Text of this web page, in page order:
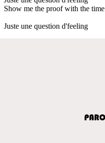
Show me the proof with the time
Juste une question d'feeling